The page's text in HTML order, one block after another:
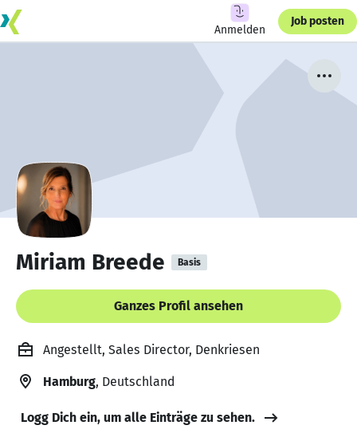
Anmelden
Job posten
Miriam Breede Basis
Ganzes Profil ansehen
Angestellt, Sales Director, Denkriesen
Hamburg, Deutschland
Logg Dich ein, um alle Einträge zu sehen.